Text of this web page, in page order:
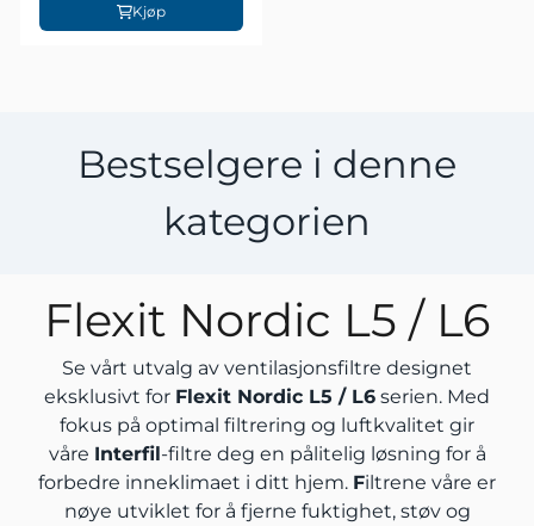
Kjøp
Bestselgere i denne
kategorien
Flexit Nordic L5 / L6
Se vårt utvalg av ventilasjonsfiltre designet
eksklusivt for Flexit Nordic L5 / L6 serien. Med
fokus på optimal filtrering og luftkvalitet gir
våre Interfil-filtre deg en pålitelig løsning for å
forbedre inneklimaet i ditt hjem. Filtrene våre er
nøye utviklet for å fjerne fuktighet, støv og